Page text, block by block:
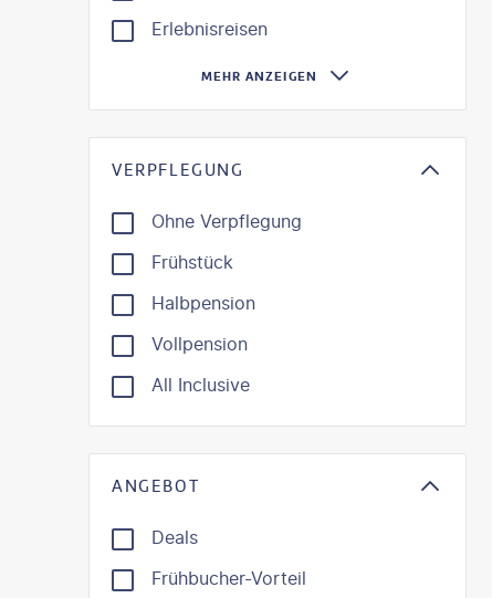
Erlebnisreisen
MEHR ANZEIGEN
VERPFLEGUNG
Ohne Verpflegung
Frühstück
Halbpension
Vollpension
All Inclusive
ANGEBOT
Deals
Frühbucher-Vorteil